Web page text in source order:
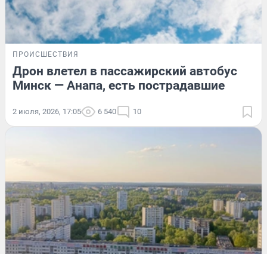
ПРОИСШЕСТВИЯ
Дрон влетел в пассажирский автобус
Минск — Анапа, есть пострадавшие
2 июля, 2026, 17:05 6 540 10